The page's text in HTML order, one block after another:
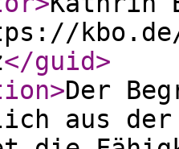
</guid>
>Der
aus